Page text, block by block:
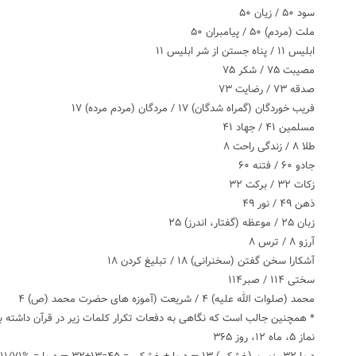
سود ۵۰ / زیان ۵۰
ملت (مردم) ۵۰ / پیامبران ۵۰
ابلیس ۱۱ / پناه جستن از شر ابلیس ۱۱
مصیبت ۷۵ / شکر ۷۵
صدقه ٧٣ / رضایت ٧٣
فریب خوردگان (گمراه شدگان) ۱۷ / مردگان (مردم مرده) ١٧
مسلمین ۴١ / جهاد ۴١
طلا ۸ / زندگی راحت ٨
جادو ۶٠ / فتنه ۶٠
زکات ٣٢ / برکت ٣٢
ذهن ۴٩ / نور ۴٩
زبان ٢۵ / موعظه (گفتار، اندرز) ٢۵
آرزو ٨ / ترس ٨
آشکارا سخن گفتن (سخنرانی) ١٨ / تبلیغ کردن ١٨
سختی ١١۴ / صبر١١۴
محمد (صلوات الله علیه) ۴ / شریعت (آموزه های حضرت محمد (ص) ۴
* همچنین جالب است که نگاهی به دفعات تکرار کلمات زیر در قرآن داشته
نماز ۵، ماه ١٢، روز ٣۶۵